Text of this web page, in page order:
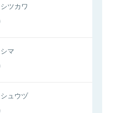
ツカワ
マ
ュウヅ